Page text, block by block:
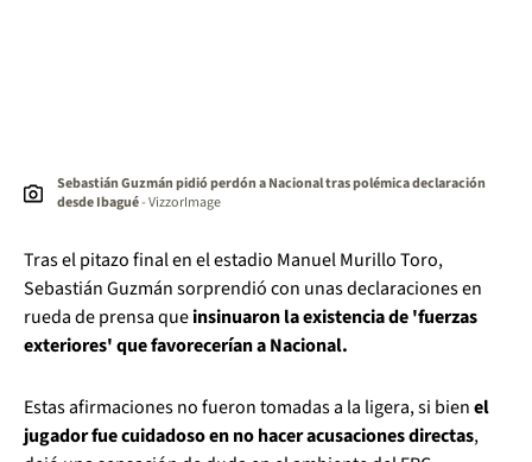
Sebastián Guzmán pidió perdón a Nacional tras polémica declaración
desde Ibagué- VizzorImage
Tras el pitazo final en el estadio Manuel Murillo Toro,
Sebastián Guzmán sorprendió con unas declaraciones en
rueda de prensa queinsinuaron la existencia de 'fuerzas
exteriores' que favorecerían a Nacional.
Estas afirmaciones no fueron tomadas a la ligera, si bienel
jugador fue cuidadoso en no hacer acusaciones directas,